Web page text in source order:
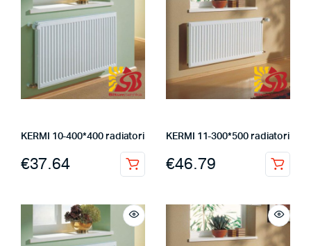
KERMI 10-400*400 radiatori
€37.64
KERMI 11-300*500 radiatori
€46.79